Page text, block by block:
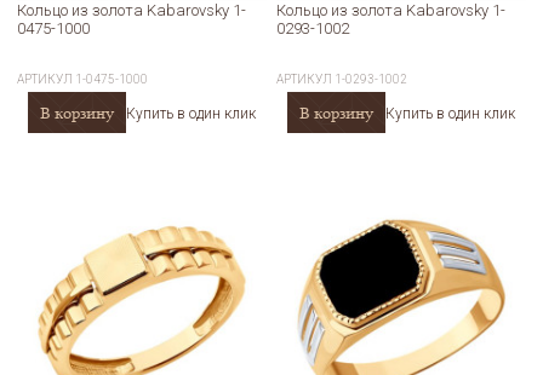
Кольцо из золота Kabarovsky 1-
0475-1000
АРТИКУЛ 1-0475-1000
В корзину Купить в один клик
Кольцо из золота Kabarovsky 1-
0293-1002
АРТИКУЛ 1-0293-1002
В корзину Купить в один клик